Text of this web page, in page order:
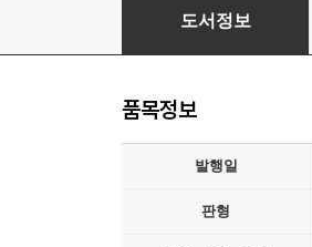
영어는 그림으로
도서정보
품목정보
발행일
판형